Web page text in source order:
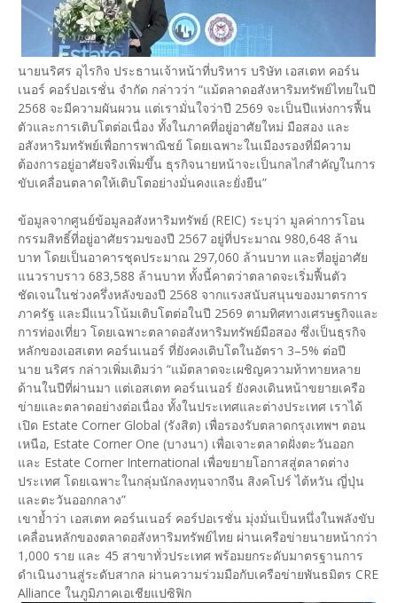
นายนริศร อุไรกิจ ประธานเจ้าหน้าที่บริหาร บริษัท เอสเตท คอร์น
เนอร์ คอร์ปอเรชั่น จำกัด กล่าวว่า “แม้ตลาดอสังหาริมทรัพย์ไทยในปี
2568 จะมีความผันผวน แต่เรามั่นใจว่าปี 2569 จะเป็นปีแห่งการฟื้น
ตัวและการเติบโตต่อเนื่อง ทั้งในภาคที่อยู่อาศัยใหม่ มือสอง และ
อสังหาริมทรัพย์เพื่อการพาณิชย์ โดยเฉพาะในเมืองรองที่มีความ
ต้องการอยู่อาศัยจริงเพิ่มขึ้น ธุรกิจนายหน้าจะเป็นกลไกสำคัญในการ
ขับเคลื่อนตลาดให้เติบโตอย่างมั่นคงและยั่งยืน”
ข้อมูลจากศูนย์ข้อมูลอสังหาริมทรัพย์ (REIC) ระบุว่า มูลค่าการโอน
กรรมสิทธิ์ที่อยู่อาศัยรวมของปี 2567 อยู่ที่ประมาณ 980,648 ล้าน
บาท โดยเป็นอาคารชุดประมาณ 297,060 ล้านบาท และที่อยู่อาศัย
แนวราบราว 683,588 ล้านบาท ทั้งนี้คาดว่าตลาดจะเริ่มฟื้นตัว
ชัดเจนในช่วงครึ่งหลังของปี 2568 จากแรงสนับสนุนของมาตรการ
ภาครัฐ และมีแนวโน้มเติบโตต่อในปี 2569 ตามทิศทางเศรษฐกิจและ
การท่องเที่ยว โดยเฉพาะตลาดอสังหาริมทรัพย์มือสอง ซึ่งเป็นธุรกิจ
หลักของเอสเตท คอร์นเนอร์ ที่ยังคงเติบโตในอัตรา 3–5% ต่อปี
นาย นริศร กล่าวเพิ่มเติมว่า “แม้ตลาดจะเผชิญความท้าทายหลาย
ด้านในปีที่ผ่านมา แต่เอสเตท คอร์นเนอร์ ยังคงเดินหน้าขยายเครือ
ข่ายและตลาดอย่างต่อเนื่อง ทั้งในประเทศและต่างประเทศ เราได้
เปิด Estate Corner Global (รังสิต) เพื่อรองรับตลาดกรุงเทพฯ ตอน
เหนือ, Estate Corner One (บางนา) เพื่อเจาะตลาดฝั่งตะวันออก
และ Estate Corner International เพื่อขยายโอกาสสู่ตลาดต่าง
ประเทศ โดยเฉพาะในกลุ่มนักลงทุนจากจีน สิงคโปร์ ไต้หวัน ญี่ปุ่น
และตะวันออกกลาง”
เขาย้ำว่า เอสเตท คอร์นเนอร์ คอร์ปอเรชั่น มุ่งมั่นเป็นหนึ่งในพลังขับ
เคลื่อนหลักของตลาดอสังหาริมทรัพย์ไทย ผ่านเครือข่ายนายหน้ากว่า
1,000 ราย และ 45 สาขาทั่วประเทศ พร้อมยกระดับมาตรฐานการ
ดำเนินงานสู่ระดับสากล ผ่านความร่วมมือกับเครือข่ายพันธมิตร CRE
Alliance ในภูมิภาคเอเชียแปซิฟิก